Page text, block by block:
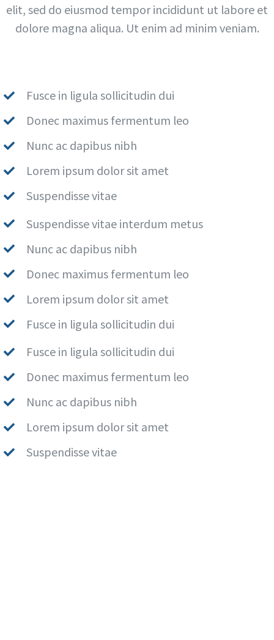
elit, sed do eiusmod tempor incididunt ut labore et
dolore magna aliqua. Ut enim ad minim veniam.
Fusce in ligula sollicitudin dui
Donec maximus fermentum leo
Nunc ac dapibus nibh
Lorem ipsum dolor sit amet
Suspendisse vitae
Suspendisse vitae interdum metus
Nunc ac dapibus nibh
Donec maximus fermentum leo
Lorem ipsum dolor sit amet
Fusce in ligula sollicitudin dui
Fusce in ligula sollicitudin dui
Donec maximus fermentum leo
Nunc ac dapibus nibh
Lorem ipsum dolor sit amet
Suspendisse vitae